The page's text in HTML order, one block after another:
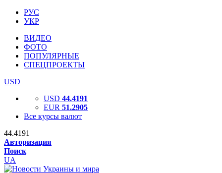
РУС
УКР
ВИДЕО
ФОТО
ПОПУЛЯРНЫЕ
СПЕЦПРОЕКТЫ
USD
USD 44.4191
EUR 51.2905
Все курсы валют
44.4191
Авторизация
Поиск
UA